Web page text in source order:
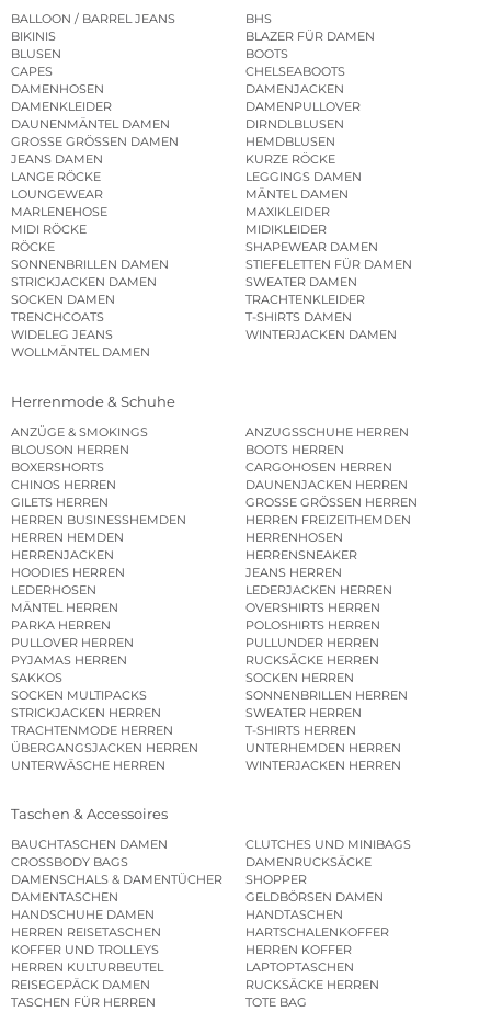
BALLOON / BARREL JEANS
BHS
BIKINIS
BLAZER FÜR DAMEN
BLUSEN
BOOTS
CAPES
CHELSEABOOTS
DAMENHOSEN
DAMENJACKEN
DAMENKLEIDER
DAMENPULLOVER
DAUNENMÄNTEL DAMEN
DIRNDLBLUSEN
GROSSE GRÖSSEN DAMEN
HEMDBLUSEN
JEANS DAMEN
KURZE RÖCKE
LANGE RÖCKE
LEGGINGS DAMEN
LOUNGEWEAR
MÄNTEL DAMEN
MARLENEHOSE
MAXIKLEIDER
MIDI RÖCKE
MIDIKLEIDER
RÖCKE
SHAPEWEAR DAMEN
SONNENBRILLEN DAMEN
STIEFELETTEN FÜR DAMEN
STRICKJACKEN DAMEN
SWEATER DAMEN
SOCKEN DAMEN
TRACHTENKLEIDER
TRENCHCOATS
T-SHIRTS DAMEN
WIDELEG JEANS
WINTERJACKEN DAMEN
WOLLMÄNTEL DAMEN
Herrenmode & Schuhe
ANZÜGE & SMOKINGS
ANZUGSSCHUHE HERREN
BLOUSON HERREN
BOOTS HERREN
BOXERSHORTS
CARGOHOSEN HERREN
CHINOS HERREN
DAUNENJACKEN HERREN
GILETS HERREN
GROSSE GRÖSSEN HERREN
HERREN BUSINESSHEMDEN
HERREN FREIZEITHEMDEN
HERREN HEMDEN
HERRENHOSEN
HERRENJACKEN
HERRENSNEAKER
HOODIES HERREN
JEANS HERREN
LEDERHOSEN
LEDERJACKEN HERREN
MÄNTEL HERREN
OVERSHIRTS HERREN
PARKA HERREN
POLOSHIRTS HERREN
PULLOVER HERREN
PULLUNDER HERREN
PYJAMAS HERREN
RUCKSÄCKE HERREN
SAKKOS
SOCKEN HERREN
SOCKEN MULTIPACKS
SONNENBRILLEN HERREN
STRICKJACKEN HERREN
SWEATER HERREN
TRACHTENMODE HERREN
T-SHIRTS HERREN
ÜBERGANGSJACKEN HERREN
UNTERHEMDEN HERREN
UNTERWÄSCHE HERREN
WINTERJACKEN HERREN
Taschen & Accessoires
BAUCHTASCHEN DAMEN
CLUTCHES UND MINIBAGS
CROSSBODY BAGS
DAMENRUCKSÄCKE
DAMENSCHALS & DAMENTÜCHER
SHOPPER
DAMENTASCHEN
GELDBÖRSEN DAMEN
HANDSCHUHE DAMEN
HANDTASCHEN
HERREN REISETASCHEN
HARTSCHALENKOFFER
KOFFER UND TROLLEYS
HERREN KOFFER
HERREN KULTURBEUTEL
LAPTOPTASCHEN
REISEGEPÄCK DAMEN
RUCKSÄCKE HERREN
TASCHEN FÜR HERREN
TOTE BAG